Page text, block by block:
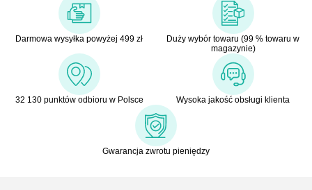
Darmowa wysyłka powyżej 499 zł
Duży wybór towaru (99 % towaru w
magazynie)
32 130 punktów odbioru w Polsce Wysoka jakość obsługi klienta
Gwarancja zwrotu pieniędzy